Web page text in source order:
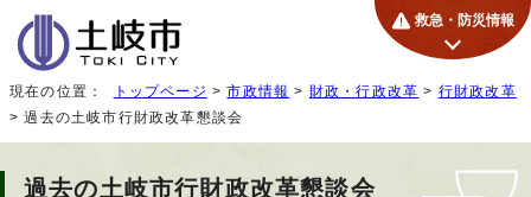
救急・防災情報
現在の位置： トップページ >市政情報 > 財政・行政改革 > 行財政改革
> 過去の土岐市行財政改革懇談会
過去の土岐市行財政改革懇談会